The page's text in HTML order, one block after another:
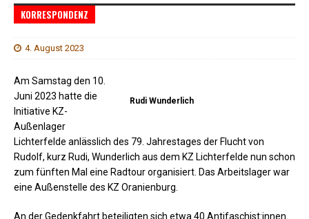
KORRESPONDENZ
4. August 2023
Rudi Wunderlich
Am Samstag den 10.
Juni 2023 hatte die
Initiative KZ-
Außenlager
Lichterfelde anlässlich des 79. Jahrestages der Flucht von
Rudolf, kurz Rudi, Wunderlich aus dem KZ Lichterfelde nun schon
zum fünften Mal eine Radtour organisiert. Das Arbeitslager war
eine Außenstelle des KZ Oranienburg.
An der Gedenkfahrt beteiligten sich etwa 40 Antifaschist:innen.